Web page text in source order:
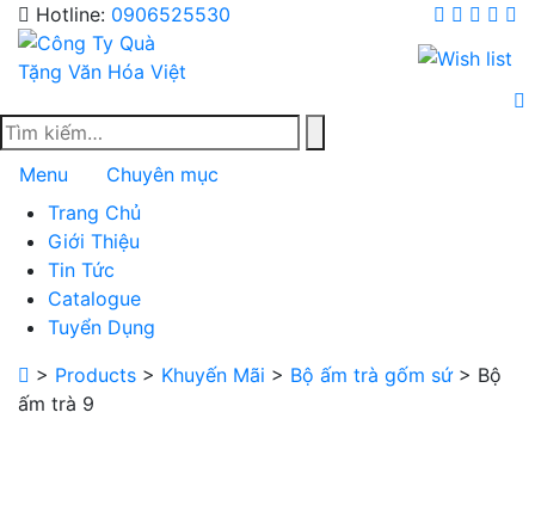
Skip
content
Hotline: 0906525530
Menu
Chuyên mục
Trang Chủ
Giới Thiệu
Tin Tức
Catalogue
Tuyển Dụng
> Products > Khuyến Mãi > Bộ ấm trà gốm sứ> Bộ
ấm trà 9